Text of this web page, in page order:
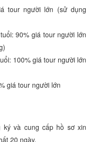
tour người lớn (sử dụng
90% giá tour người lớn
100% giá tour người lớn
giá tour người lớn
ký và cung cấp hồ sơ xin
20 ngày.